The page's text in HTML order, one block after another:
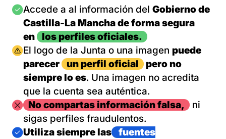
Imagen
Accede a al información del Gobierno de
Castilla-La Mancha de forma segura
en
los perfiles oficiales.
Imagen
El logo de la Junta o una imagen puede
parecer
un perfil oficial
pero no
siempre lo es. Una imagen no acredita
que la cuenta sea auténtica.
ImagenNo compartas información falsa,
ni
sigas perfiles fraudulentos.
Imagen
Utiliza siempre las
fuentes